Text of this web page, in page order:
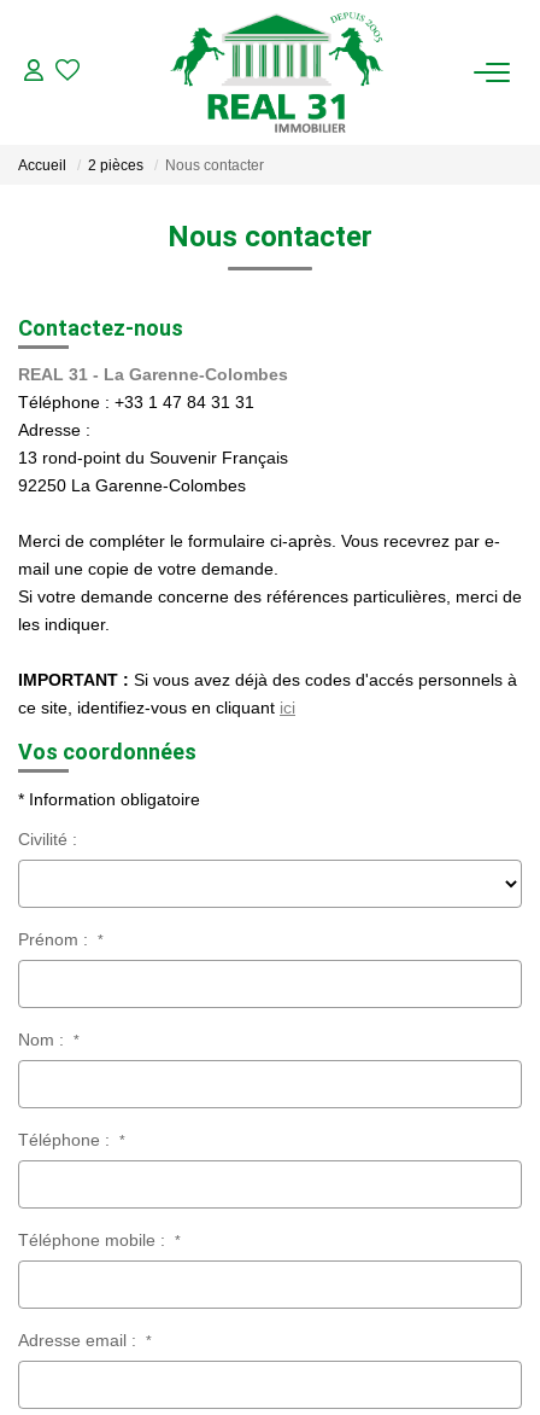
ACHAT
ESTIMATION
Nos Agences
Historique
Nous Rejoindre
Nos Actualités
Extranet Syndic Estale
Accueil 2 pièces Nous contacter
Nous contacter
Contactez-nous
REAL 31 - La Garenne-Colombes
Téléphone : +33 1 47 84 31 31
Adresse :
13 rond-point du Souvenir Français
92250 La Garenne-Colombes
Merci de compléter le formulaire ci-après. Vous recevrez par e-
mail une copie de votre demande.
Si votre demande concerne des références particulières, merci de
les indiquer.
IMPORTANT : Si vous avez déjà des codes d'accés personnels à
ce site, identifiez-vous en cliquant ici
Vos coordonnées
* Information obligatoire
Civilité :
Prénom : *
Nom : *
Téléphone : *
Téléphone mobile : *
Adresse email : *